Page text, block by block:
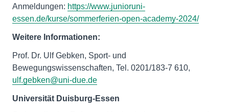
Anmeldungen: https://www.junioruni-
essen.de/kurse/sommerferien-open-academy-2024/
Weitere Informationen:
Prof. Dr. Ulf Gebken, Sport- und
Bewegungswissenschaften, Tel. 0201/183-7 610,
ulf.gebken@uni-due.de
Universität Duisburg-Essen